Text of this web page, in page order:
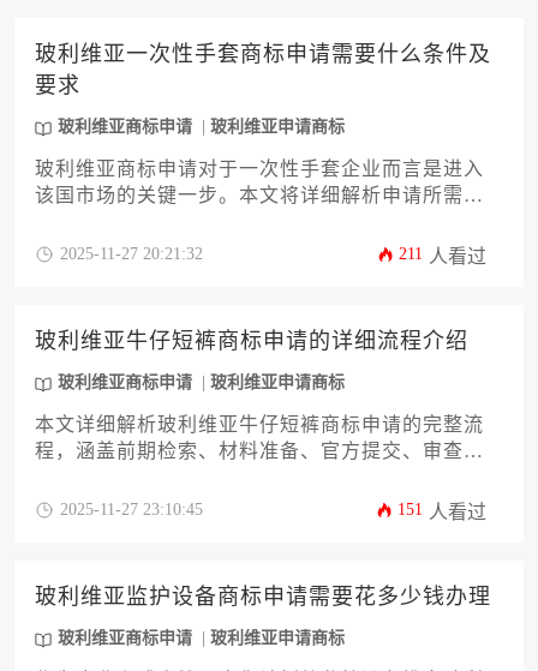
玻利维亚一次性手套商标申请需要什么条件及
要求
玻利维亚商标申请 玻利维亚申请商标
玻利维亚商标申请对于一次性手套企业而言是进入
该国市场的关键一步。本文将详细解析申请所需的
内容，帮助企业高效完成知识产权布局，规避潜在
2025-11-27 20:21:32 211 人看过
玻利维亚牛仔短裤商标申请的详细流程介绍
玻利维亚商标申请 玻利维亚申请商标
本文详细解析玻利维亚牛仔短裤商标申请的完整流
程，涵盖前期检索、材料准备、官方提交、审查阶
体，提供专业策略与实操建议，助力企业高效完成
2025-11-27 23:10:45 151 人看过
玻利维亚监护设备商标申请需要花多少钱办理
玻利维亚商标申请 玻利维亚申请商标